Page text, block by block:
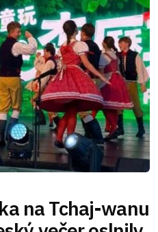
na Tchaj-wanu